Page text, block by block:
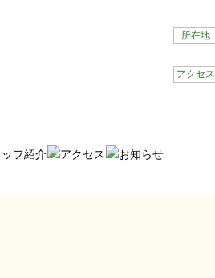
所在地
アクセス